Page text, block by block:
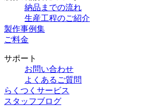
納品までの流れ
生産工程のご紹介
製作事例集
ご料金
サポート
お問い合わせ
よくあるご質問
らくつくサービス
スタッフブログ